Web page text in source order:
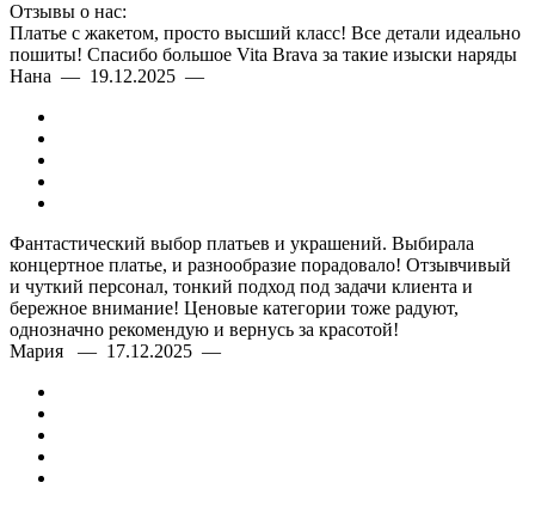
Отзывы о нас:
Платье с жакетом, просто высший класс! Все детали идеально
пошиты! Спасибо большое Vita Brava за такие изыски наряды
Нана — 19.12.2025 —
Фантастический выбор платьев и украшений. Выбирала
концертное платье, и разнообразие порадовало! Отзывчивый
и чуткий персонал, тонкий подход под задачи клиента и
бережное внимание! Ценовые категории тоже радуют,
однозначно рекомендую и вернусь за красотой!
Мария — 17.12.2025 —